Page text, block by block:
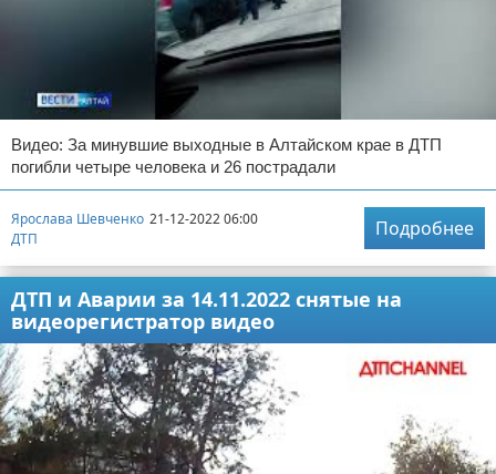
Видео: За минувшие выходные в Алтайском крае в ДТП
погибли четыре человека и 26 пострадали
Ярослава Шевченко 21-12-2022 06:00
ДТП
Подробнее
ДТП и Аварии за 14.11.2022 снятые на
видеорегистратор видео